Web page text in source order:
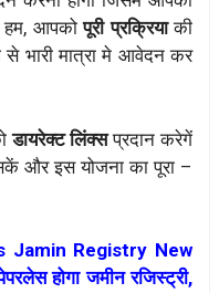
हम, आपकोपूरी प्रक्रियाकी
से भारी मात्रा मे आवेदन कर
डायरेक्ट लिंक्सप्रदान करेगें
और इस योजना का पूरा –
Jamin Registry New
होगा जमीन रजिस्ट्री,